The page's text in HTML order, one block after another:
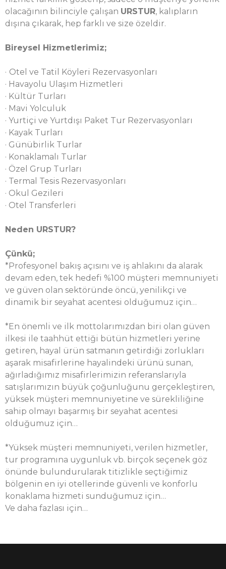
olacağının bilinciyle çalışan URSTUR, kalıpların
dışına çıkarak, hep farklı ve size özeldir.
Bireysel Hizmetlerimiz;
· Otel ve Tatil Köyleri Rezervasyonları
· Havayolu Ulaşım Hizmetleri
· Kültür Turları
· Mavi Yolculuk
· Yurtiçi ve Yurtdışı Paket Tur Rezervasyonları
· Kayak Turları
· Günübirlik Turlar
· Konaklamalı Turlar
· Özel Grup Turları
· Termal Tesis Rezervasyonları
· Okul Gezileri
· Otel Transferleri
Neden URSTUR?
Çünkü;
*Profesyonel bakış açısını ve iş ahlakını da alarak
devam eden, tek hedefi %100 müşteri memnuniyeti
ve güven olan sektöründe öncü, yenilikçi ve
dinamik bir seyahat acentesi olduğumuz için…
*En önemli ve ilk mottolarımızdan biri olan güven
ilkesi ile taahhüt ettiği bütün hizmetleri yerine
getiren, hayal ürün satmanın getirdiği zorlukları
aşarak misafirlerine hayalindeki ürünü sunan,
ağırladığımız misafirlerimizin referanslarıyla
satışlarımızın büyük çoğunluğunu gerçekleştiren,
yüksek müşteri memnuniyetine ve sürekliliğine
sahip olmayı başarmış bir seyahat acentesi
olduğumuz için…
*Yüksek müşteri memnuniyeti, verilen hizmetler,
tur programına uygunluk vb. birçok seçenek göz
önünde bulundurularak titizlikle seçtiğimiz
bölgenin en iyi otellerinde güvenli ve konforlu
konaklama hizmeti sunduğumuz için…
Ve daha fazlası için…